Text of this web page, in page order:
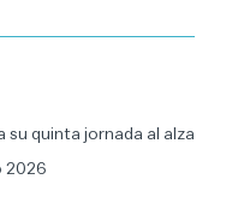
su quinta jornada al alza
2026